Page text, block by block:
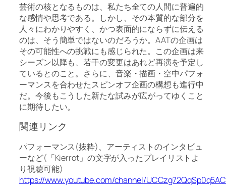
芸術の核となるものは、私たち全ての人間に普遍的
な感情や思考である。しかし、その本質的な部分を
人々にわかりやすく、かつ表面的にならずに伝える
のは、そう簡単ではないのだろうか。AATの企画は
その可能性への挑戦にも感じられた。この企画は来
シーズン以降も、若干の変更はあれど再演を予定し
ているとのこと。さらに、音楽・描画・空中パフォ
ーマンスを合わせたスピンオフ企画の構想も進行中
だ。今後もこうした新たな試みが広がってゆくこと
に期待したい。
関連リンク
パフォーマンス(抜粋)、アーティストのインタビュ
ーなど(「Kierrot」の文字が入ったプレイリストよ
り視聴可能)
https://www.youtube.com/channel/